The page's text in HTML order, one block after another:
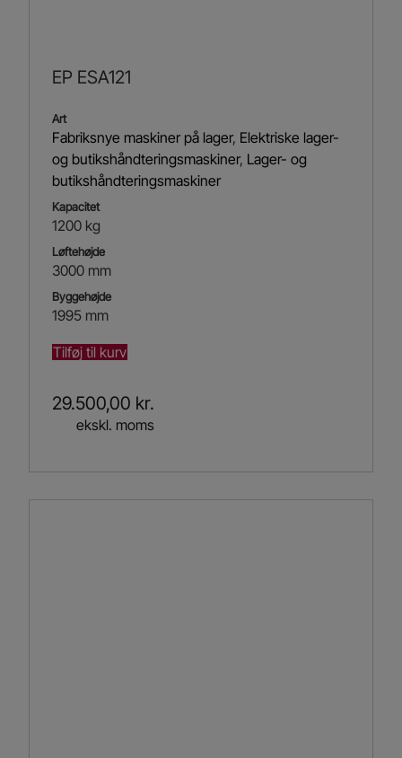
EP ESA121
Art
Fabriksnye maskiner på lager, Elektriske lager-
og butikshåndteringsmaskiner, Lager- og
butikshåndteringsmaskiner
Kapacitet
1200 kg
Løftehøjde
3000 mm
Byggehøjde
1995 mm
Tilføj til kurv
29.500,00 kr.
ekskl. moms